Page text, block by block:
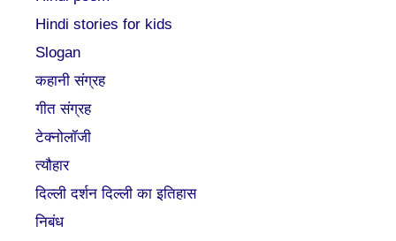
Hindi stories for kids
Slogan
कहानी संग्रह
गीत संग्रह
टेक्नोलॉजी
त्यौहार
दिल्ली दर्शन दिल्ली का इतिहास
निबंध